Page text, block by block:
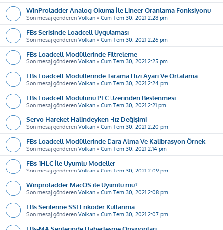
WinProladder Analog Okuma İle Lineer Oranlama Fonksiyonu
Son mesaj gönderen Volkan « Cum Tem 30, 2021 2:28 pm
FBs Serisinde Loadcell Uygulaması
Son mesaj gönderen Volkan « Cum Tem 30, 2021 2:26 pm
FBs Loadcell Modüllerinde Filtreleme
Son mesaj gönderen Volkan « Cum Tem 30, 2021 2:25 pm
FBs Loadcell Modüllerinde Tarama Hızı Ayarı Ve Ortalama
Son mesaj gönderen Volkan « Cum Tem 30, 2021 2:24 pm
FBs Loadcell Modülünü PLC Üzerinden Beslenmesi
Son mesaj gönderen Volkan « Cum Tem 30, 2021 2:21 pm
Servo Hareket Halindeyken Hız Değişimi
Son mesaj gönderen Volkan « Cum Tem 30, 2021 2:20 pm
FBs Loadcell Modüllerinde Dara Alma Ve Kalibrasyon Örnek
Son mesaj gönderen Volkan « Cum Tem 30, 2021 2:14 pm
FBs-1HLC İle Uyumlu Modeller
Son mesaj gönderen Volkan « Cum Tem 30, 2021 2:09 pm
Winproladder MacOS ile Uyumlu mu?
Son mesaj gönderen Volkan « Cum Tem 30, 2021 2:08 pm
FBs Serilerine SSI Enkoder Kullanma
Son mesaj gönderen Volkan « Cum Tem 30, 2021 2:07 pm
FBs-MA Serilerinde Haberleşme Opsiyonları